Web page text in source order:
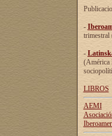
-
trimestral
-
(América
LIBROS
AEMI